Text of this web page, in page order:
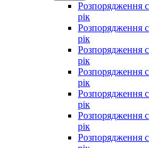
Розпорядження
рік
Розпорядження
рік
Розпорядження
рік
Розпорядження
рік
Розпорядження
рік
Розпорядження
рік
Розпорядження